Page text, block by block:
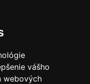
vášho
webových